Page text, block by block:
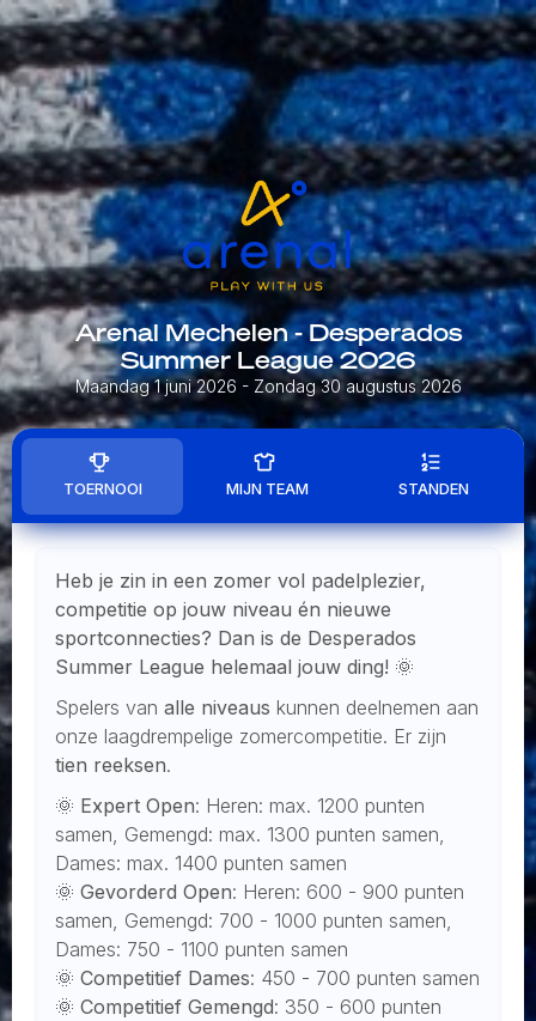
Arenal Mechelen - Desperados
Summer League 2026
Maandag 1 juni 2026 - Zondag 30 augustus 2026
TOERNOOI MIJN TEAM STANDEN
Heb je zin in een zomer vol padelplezier,
competitie op jouw niveau én nieuwe
sportconnecties? Dan is de Desperados
Summer League helemaal jouw ding! 🌞
Spelers van alle niveaus kunnen deelnemen aan
onze laagdrempelige zomercompetitie. Er zijn
tien reeksen.
🌞 Expert Open: Heren: max. 1200 punten
samen, Gemengd: max. 1300 punten samen,
Dames: max. 1400 punten samen
🌞 Gevorderd Open: Heren: 600 - 900 punten
samen, Gemengd: 700 - 1000 punten samen,
Dames: 750 - 1100 punten samen
🌞 Competitief Dames: 450 - 700 punten samen
🌞 Competitief Gemengd: 350 - 600 punten